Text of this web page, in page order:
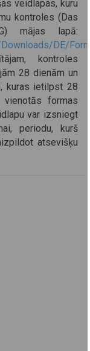
veidlapas, kuru
kontroles (Das
mājas lapā:
DE/
kontroles
28 dienām un
kuras ietilpst 28
vienotās formas
var izsniegt
periodu, kurš
atsevišķu